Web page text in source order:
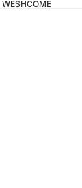
WESHCOME